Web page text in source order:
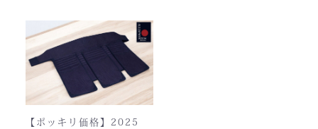
【ポッキリ価格】2025